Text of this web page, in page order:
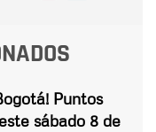
Puntos
sábado 8 de